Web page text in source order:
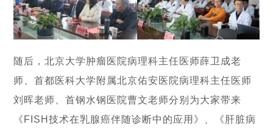
随后，北京大学肿瘤医院病理科主任医师薛卫成老
师、首都医科大学附属北京佑安医院病理科主任医师
刘晖老师、首钢水钢医院曹文老师分别为大家带来
《FISH技术在乳腺癌伴随诊断中的应用》、《肝脏病